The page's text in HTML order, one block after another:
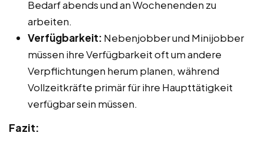
Bedarf abends und an Wochenenden zu
arbeiten.
Verfügbarkeit: Nebenjobber und Minijobber
müssen ihre Verfügbarkeit oft um andere
Verpflichtungen herum planen, während
Vollzeitkräfte primär für ihre Haupttätigkeit
verfügbar sein müssen.
Fazit: